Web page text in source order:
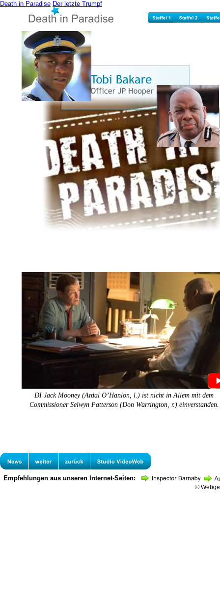
©
Empfehlungen aus unseren Internet-Seiten:
DI Jack Mooney (Ardal O’Hanlon, l.) ist nicht in Allem mit dem
Commissioner Selwyn Patterson (Don Warrington, r.) einverstanden.
Death in Paradise Der letzte Trumpf